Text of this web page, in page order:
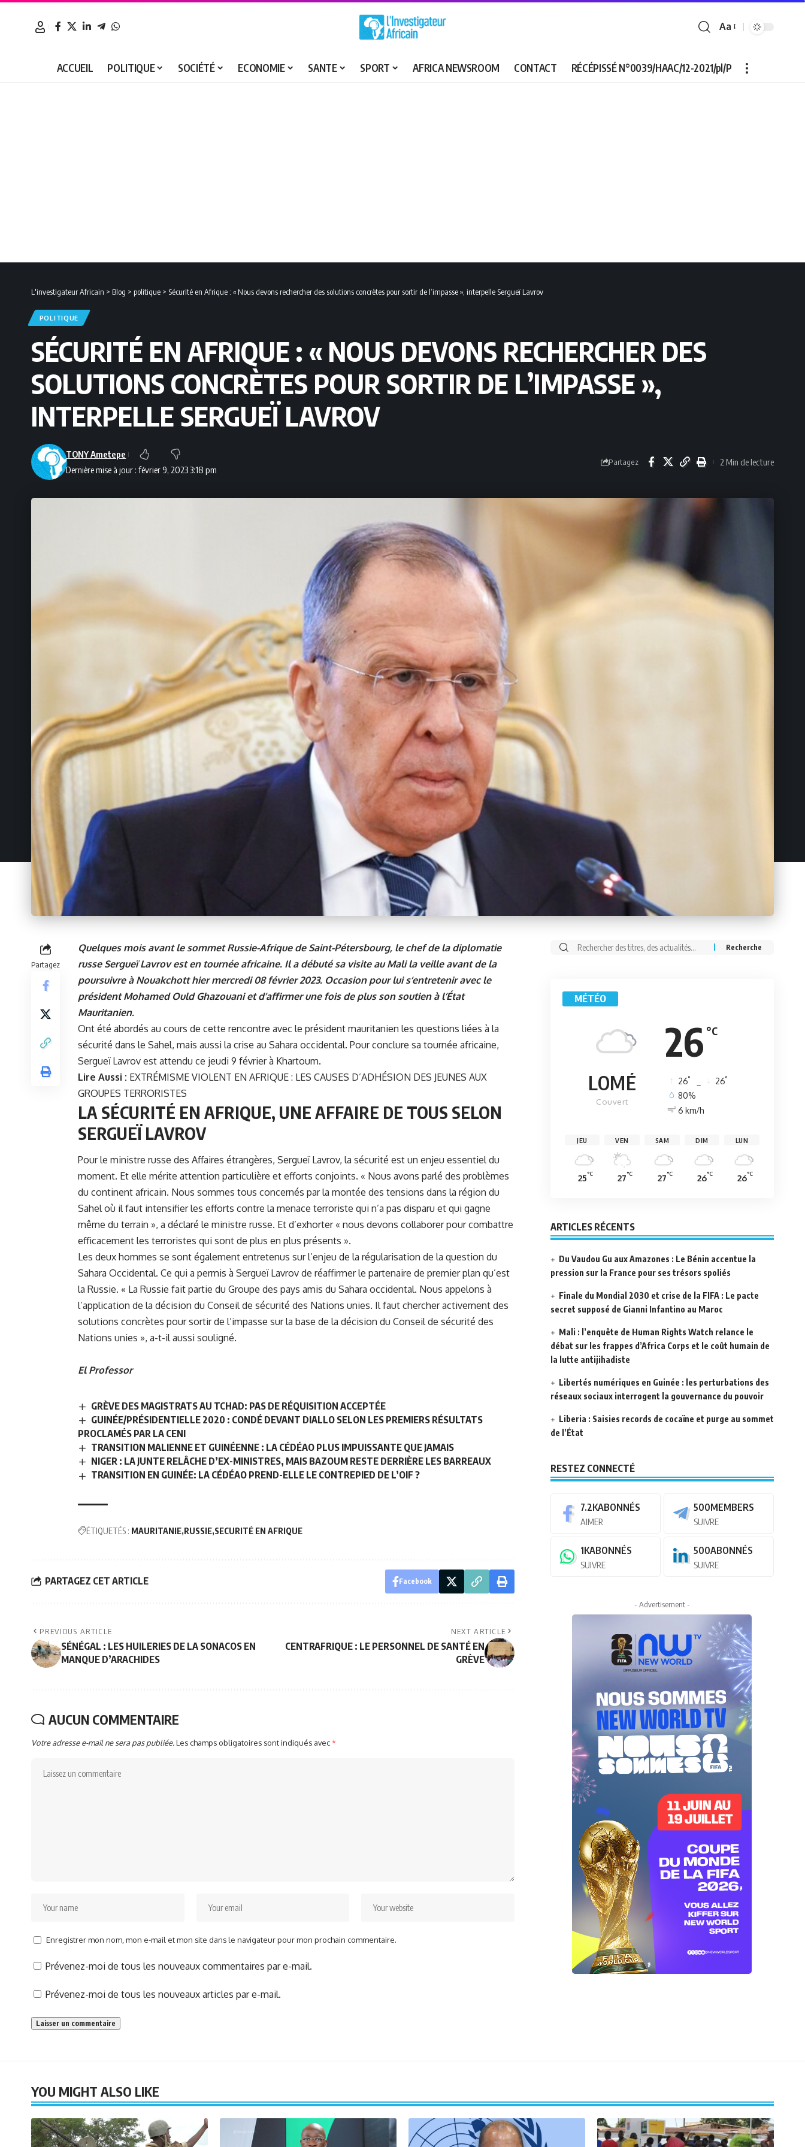
Font
Aa
ACCUEIL POLITIQUE SOCIÉTÉ ECONOMIE SANTE SPORT AFRICA NEWSROOM CONTACT RÉCÉPISSÉ N°0039/HAAC/12-2021/pl/P
L'investigateur Africain > Blog > politique > Sécurité en Afrique : « Nous devons rechercher des solutions concrètes pour sortir de l’impasse », interpelle Sergueï Lavrov
POLITIQUE
SÉCURITÉ EN AFRIQUE : « NOUS DEVONS RECHERCHER DES
SOLUTIONS CONCRÈTES POUR SORTIR DE L’IMPASSE »,
INTERPELLE SERGUEÏ LAVROV
Dernière mise à jour : février 9, 2023 3:18 pm
TONY Ametepe
Partagez 2 Min de lecture
Partagez
Quelques mois avant le sommet Russie-Afrique de Saint-Pétersbourg, le chef de la diplomatie
russe Sergueï Lavrov est en tournée africaine. Il a débuté sa visite au Mali la veille avant de la
poursuivre à Nouakchott hier mercredi 08 février 2023. Occasion pour lui s’entretenir avec le
président Mohamed Ould Ghazouani et d’affirmer une fois de plus son soutien à l’État
Mauritanien.
Ont été abordés au cours de cette rencontre avec le président mauritanien les questions liées à la
sécurité dans le Sahel, mais aussi la crise au Sahara occidental. Pour conclure sa tournée africaine,
Sergueï Lavrov est attendu ce jeudi 9 février à Khartoum.
Lire Aussi : EXTRÉMISME VIOLENT EN AFRIQUE : LES CAUSES D’ADHÉSION DES JEUNES AUX
GROUPES TERRORISTES
LA SÉCURITÉ EN AFRIQUE, UNE AFFAIRE DE TOUS SELON
SERGUEÏ LAVROV
Pour le ministre russe des Affaires étrangères, Sergueï Lavrov, la sécurité est un enjeu essentiel du
moment. Et elle mérite attention particulière et efforts conjoints. « Nous avons parlé des problèmes
du continent africain. Nous sommes tous concernés par la montée des tensions dans la région du
Sahel où il faut intensifier les efforts contre la menace terroriste qui n’a pas disparu et qui gagne
même du terrain », a déclaré le ministre russe. Et d’exhorter « nous devons collaborer pour combattre
efficacement les terroristes qui sont de plus en plus présents ».
Les deux hommes se sont également entretenus sur l’enjeu de la régularisation de la question du
Sahara Occidental. Ce qui a permis à Sergueï Lavrov de réaffirmer le partenaire de premier plan qu’est
la Russie. « La Russie fait partie du Groupe des pays amis du Sahara occidental. Nous appelons à
l’application de la décision du Conseil de sécurité des Nations unies. Il faut chercher activement des
solutions concrètes pour sortir de l’impasse sur la base de la décision du Conseil de sécurité des
Nations unies », a-t-il aussi souligné.
El Professor
GRÈVE DES MAGISTRATS AU TCHAD: PAS DE RÉQUISITION ACCEPTÉE
GUINÉE/PRÉSIDENTIELLE 2020 : CONDÉ DEVANT DIALLO SELON LES PREMIERS RÉSULTATS
PROCLAMÉS PAR LA CENI
TRANSITION MALIENNE ET GUINÉENNE : LA CÉDÉAO PLUS IMPUISSANTE QUE JAMAIS
NIGER : LA JUNTE RELÂCHE D’EX-MINISTRES, MAIS BAZOUM RESTE DERRIÈRE LES BARREAUX
TRANSITION EN GUINÉE: LA CÉDÉAO PREND-ELLE LE CONTREPIED DE L’OIF ?
ÉTIQUETÉS : MAURITANIE RUSSIE SECURITÉ EN AFRIQUE
PARTAGEZ CET ARTICLE Facebook
PREVIOUS ARTICLE
SÉNÉGAL : LES HUILERIES DE LA SONACOS EN
MANQUE D’ARACHIDES
NEXT ARTICLE
CENTRAFRIQUE : LE PERSONNEL DE SANTÉ EN
GRÈVE
AUCUN COMMENTAIRE
Votre adresse e-mail ne sera pas publiée.Les champs obligatoires sont indiqués avec*
Enregistrer mon nom, mon e-mail et mon site dans le navigateur pour mon prochain commentaire.
Prévenez-moi de tous les nouveaux commentaires par e-mail.
Prévenez-moi de tous les nouveaux articles par e-mail.
Rechercher:
MÉTÉO
26 °C
LOMÉ
Couvert
26° 26°
80%
6 km/h
JEU
25°C
VEN
27°C
SAM
27°C
DIM
26°C
LUN
26°C
ARTICLES RÉCENTS
Du Vaudou Gu aux Amazones : Le Bénin accentue la
pression sur la France pour ses trésors spoliés
Finale du Mondial 2030 et crise de la FIFA : Le pacte
secret supposé de Gianni Infantino au Maroc
Mali : l’enquête de Human Rights Watch relance le
débat sur les frappes d’Africa Corps et le coût humain de
la lutte antijihadiste
Libertés numériques en Guinée : les perturbations des
réseaux sociaux interrogent la gouvernance du pouvoir
Liberia : Saisies records de cocaïne et purge au sommet
de l’État
RESTEZ CONNECTÉ
7.2KABONNÉS
AIMER
500MEMBERS
SUIVRE
1KABONNÉS
SUIVRE
500ABONNÉS
SUIVRE
- Advertisement -
YOU MIGHT ALSO LIKE